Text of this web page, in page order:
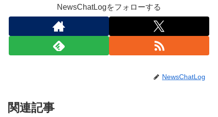
NewsChatLogをフォローする
NewsChatLog
関連記事